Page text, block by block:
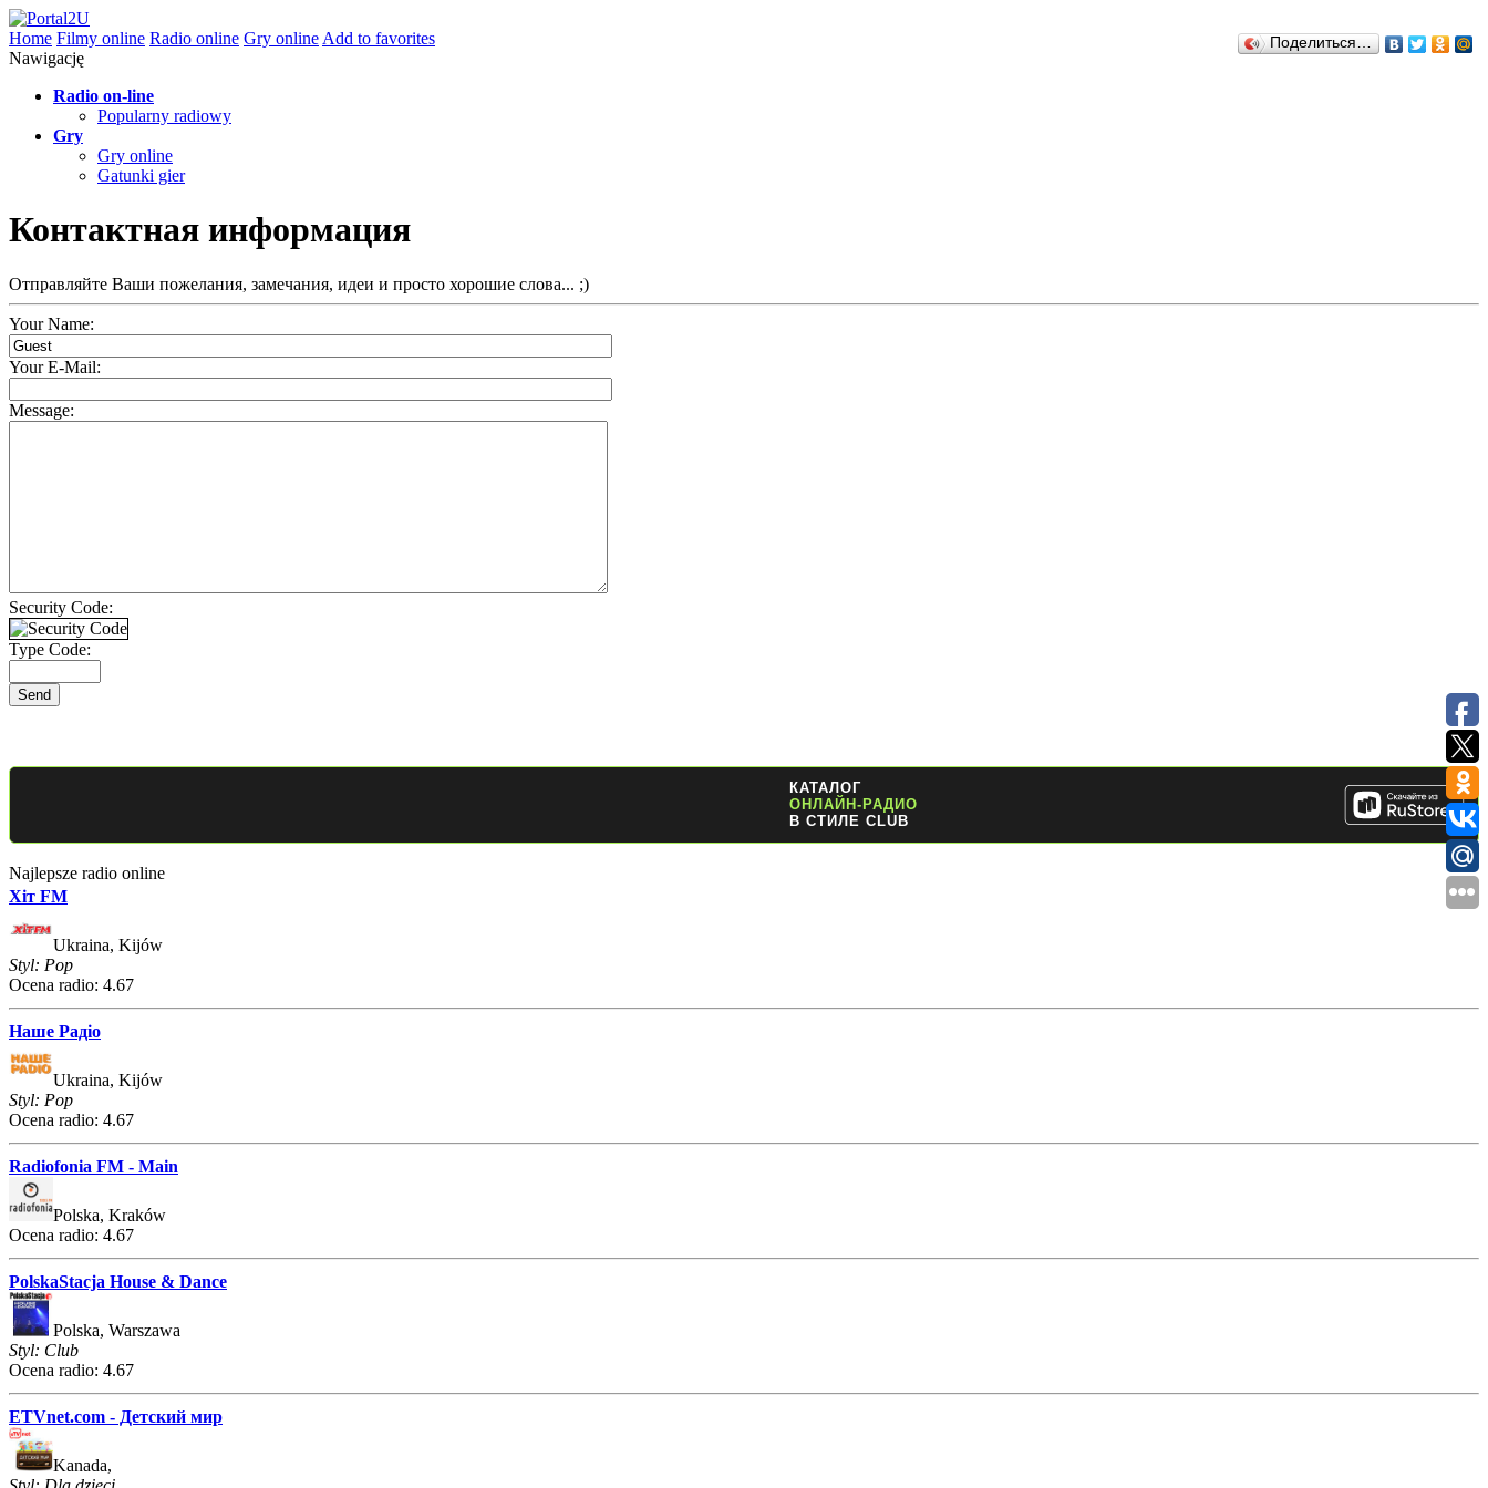
Home Filmy online Radio online Gry online Add to favorites Поделиться…
Nawigację
Radio on-line
Popularny radiowy
Gry
Gry online
Gatunki gier
Контактная информация
Отправляйте Ваши пожелания, замечания, идеи и просто хорошие слова... ;)
Your Name:
Your E-Mail:
Message:
Security Code:
Type Code:
КАТАЛОГ
ОНЛАЙН-РАДИО
В СТИЛЕ CLUB
Najlepsze radio online
Хіт FM
Ukraina, Kijów
Styl: Pop
Ocena radio: 4.67
Наше Радіо
Ukraina, Kijów
Styl: Pop
Ocena radio: 4.67
Radiofonia FM - Main
Polska, Kraków
Ocena radio: 4.67
PolskaStacja House & Dance
Polska, Warszawa
Styl: Club
Ocena radio: 4.67
ETVnet.com - Детский мир
Kanada,